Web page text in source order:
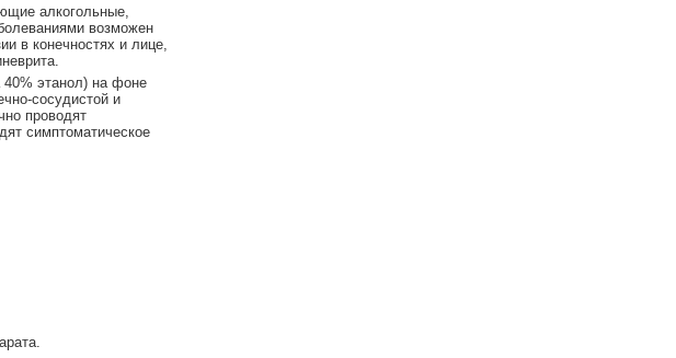
алкогольные,
возможен
в конечностях и лице,
этанол) на фоне
сосудистой и
проводят
симптоматическое